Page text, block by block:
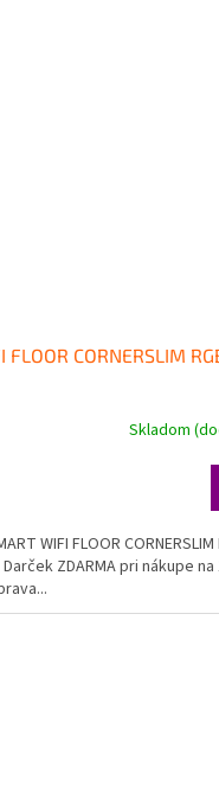
FLOOR CORNERSLIM
Skladom
WIFI FLOOR CORNERSLIM
ZDARMA pri nákupe na